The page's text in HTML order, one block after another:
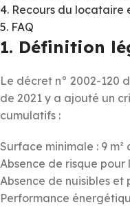
4. Recours du locataire
5. FAQ
1. Définition
Le décret n° 2002-120
de 2021 y a ajouté un
cumulatifs :
Surface minimale : 9
Absence de risque
Absence de nuisibles et
Performance